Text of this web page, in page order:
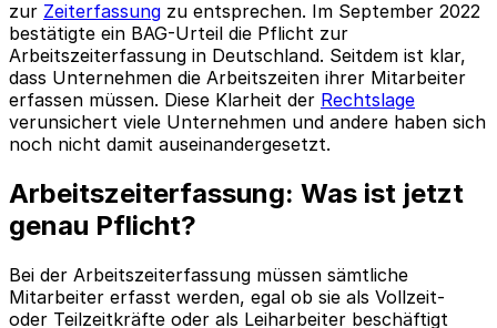
zur Zeiterfassung zu entsprechen. Im September 2022
bestätigte ein BAG-Urteil die Pflicht zur
Arbeitszeiterfassung in Deutschland. Seitdem ist klar,
dass Unternehmen die Arbeitszeiten ihrer Mitarbeiter
erfassen müssen. Diese Klarheit der Rechtslage
verunsichert viele Unternehmen und andere haben sich
noch nicht damit auseinandergesetzt.
Arbeitszeiterfassung: Was ist jetzt
genau Pflicht?
Bei der Arbeitszeiterfassung müssen sämtliche
Mitarbeiter erfasst werden, egal ob sie als Vollzeit-
oder Teilzeitkräfte oder als Leiharbeiter beschäftigt